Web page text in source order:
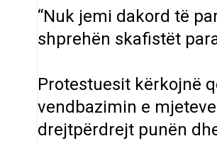
“Nuk jemi dakord të
shprehën skafistët
Protestuesit kërkojnë
vendbazimin e
drejtpërdrejt punën